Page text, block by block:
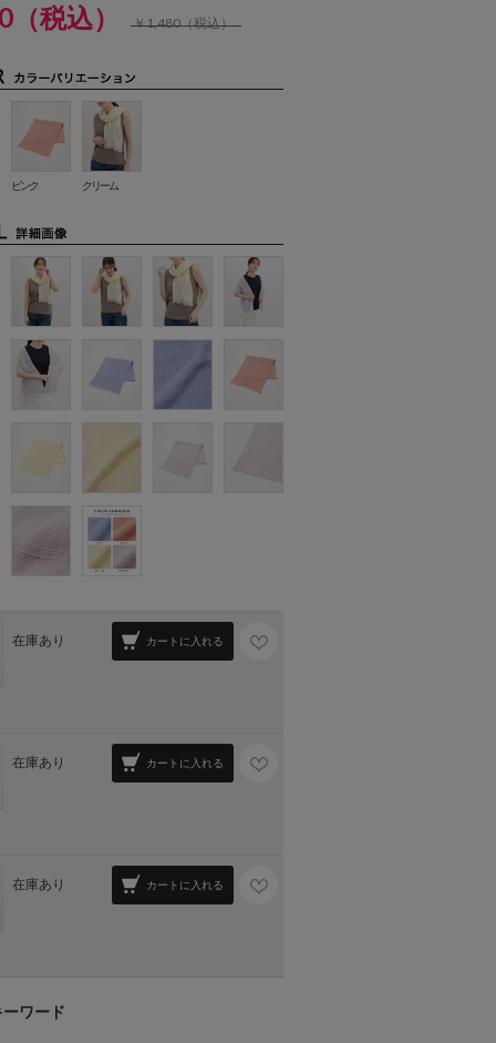
（税込） ￥1,480（税込）
ピンク クリーム
在庫あり カートに入れる
在庫あり カートに入れる
在庫あり カートに入れる
ーワード